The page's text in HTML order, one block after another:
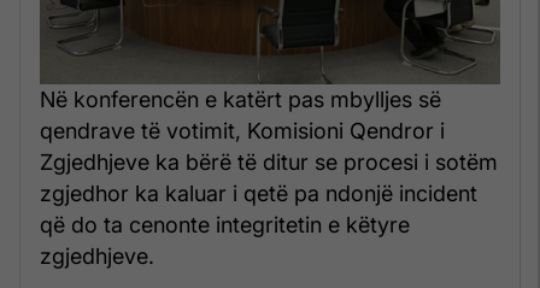
Në konferencën e katërt pas mbylljes së
qendrave të votimit, Komisioni Qendror i
Zgjedhjeve ka bërë të ditur se procesi i sotëm
zgjedhor ka kaluar i qetë pa ndonjë incident
që do ta cenonte integritetin e këtyre
zgjedhjeve.